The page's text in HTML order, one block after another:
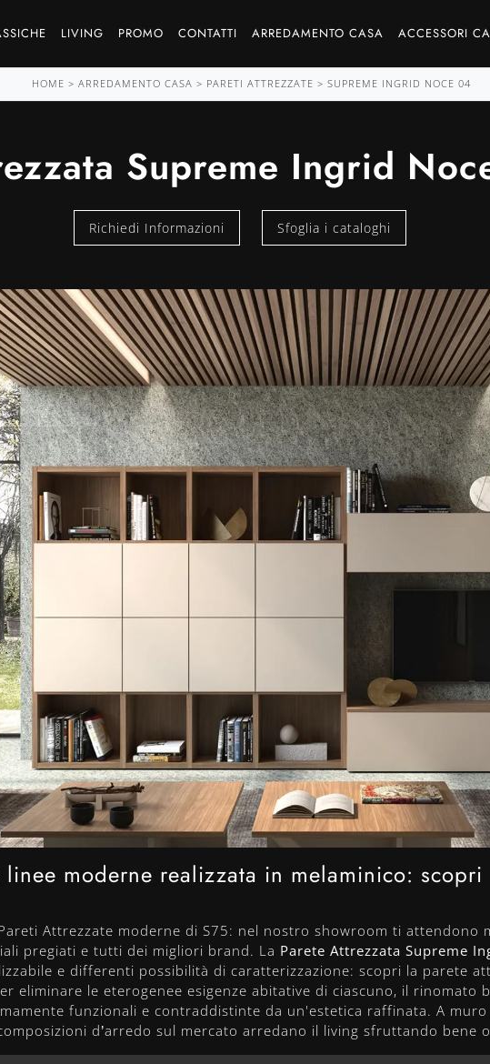
LIVING PROMO CONTATTI ARREDAMENTO CASA ACCESSORI
HOME > ARREDAMENTO CASA > PARETI ATTREZZATE > SUPREME INGRID NOCE 04
Supreme Ingrid
Richiedi Informazioni Sfoglia i cataloghi
linee moderne realizzata in melaminico:
Attrezzate moderne di S75: nel nostro showroom ti attendono
pregiati e tutti dei migliori brand. La Parete Attrezzata Supreme
e differenti possibilità di caratterizzazione: scopri la parete
eliminare le eterogenee esigenze abitative di ciascuno, il rinomato
funzionali e contraddistinte da un'estetica raffinata. A
d’arredo sul mercato arredano il living sfruttando bene